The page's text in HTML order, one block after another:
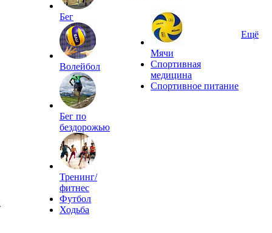
Бег
Волейбол
Бег по
бездорожью
Тренинг/
фитнес
Футбол
Ходьба
Мячи
Спортивная
медицина
Спортивное питание
Ещё